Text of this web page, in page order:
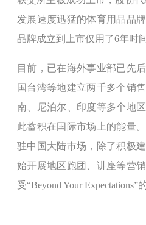
发展速度迅猛的体育用品品
品牌成立到上市仅用了6年时
目前，已在海外事业部已先
国台湾等地建立两千多个销
南、尼泊尔、印度等多个地
此蓄积在国际市场上的能量
驻中国大陆市场，除了积极
始开展地区跑团、讲座等营
受“Beyond Your Expectations”